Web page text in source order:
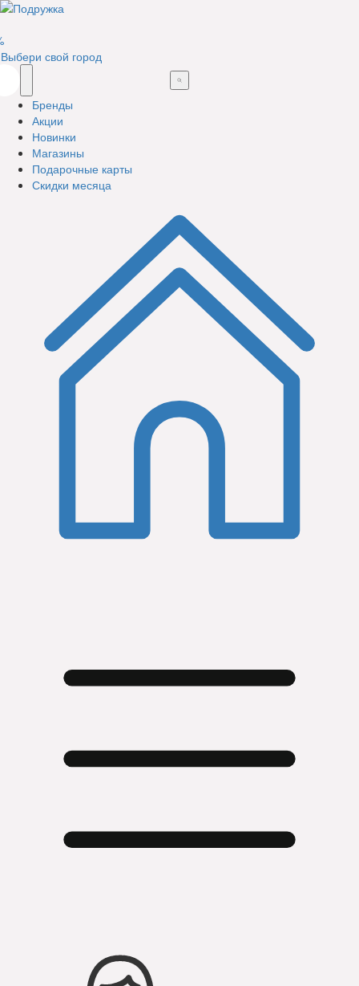
Выбери свой город
Бренды
Акции
Новинки
Магазины
Подарочные карты
Скидки месяца